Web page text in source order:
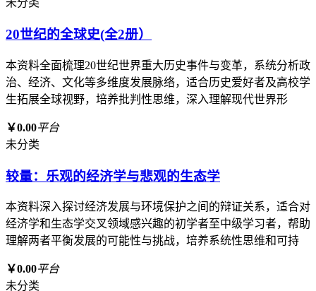
未分类
20世纪的全球史(全2册）
本资料全面梳理20世纪世界重大历史事件与变革，系统分析政
治、经济、文化等多维度发展脉络，适合历史爱好者及高校学
生拓展全球视野，培养批判性思维，深入理解现代世界形
￥0.00平台
未分类
较量：乐观的经济学与悲观的生态学
本资料深入探讨经济发展与环境保护之间的辩证关系，适合对
经济学和生态学交叉领域感兴趣的初学者至中级学习者，帮助
理解两者平衡发展的可能性与挑战，培养系统性思维和可持
￥0.00平台
未分类